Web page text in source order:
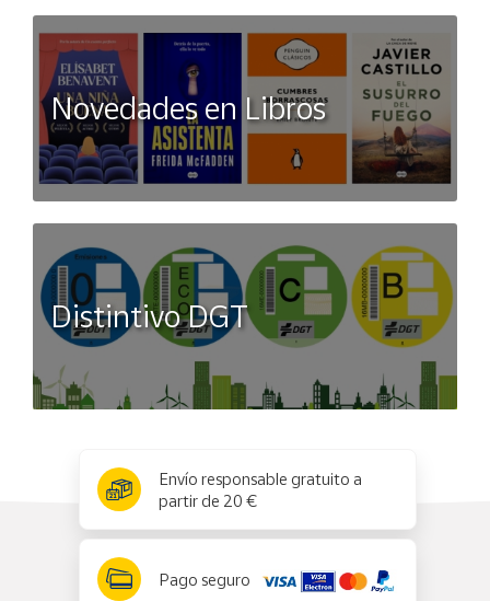
Novedades en Libros
Distintivo DGT
Envío responsable gratuito a
partir de 20 €
Pago seguro